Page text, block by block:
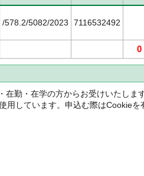
/578.2/5082/2023 7116532492
0
在勤・在学の方からお受けいたします
用しています。申込む際はCookieを